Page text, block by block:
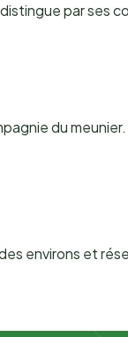
par ses
du
environs et